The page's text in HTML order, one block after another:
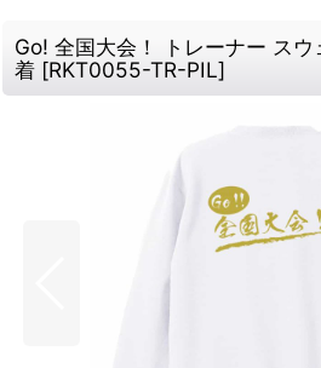
Go! 全国大会！ トレーナー ス
着 [RKT0055-TR-PIL]